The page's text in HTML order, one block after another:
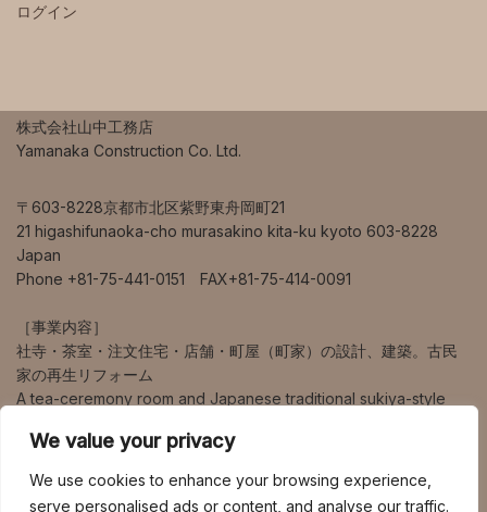
We value your privacy
We use cookies to enhance your browsing experience,
serve personalised ads or content, and analyse our traffic.
ログイン
株式会社山中工務店
Yamanaka Construction Co. Ltd.
〒603-8228京都市北区紫野東舟岡町21
21 higashifunaoka-cho murasakino kita-ku kyoto 603-8228
Japan
Phone +81-75-441-0151 FAX+81-75-414-0091
［事業内容］
社寺・茶室・注文住宅・店舗・町屋（町家）の設計、建築。古民
家の再生リフォーム
A tea-ceremony room and Japanese traditional sukiya-style
営業エリアは、京都、大阪、兵庫、奈良、滋賀を中心に、海外、
東京、九州など幅広く対応しています。